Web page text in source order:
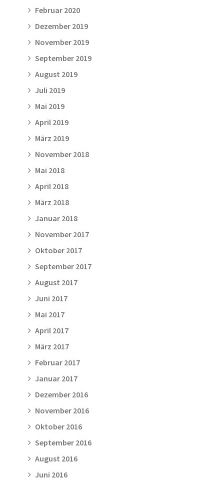
Februar 2020
Dezember 2019
November 2019
September 2019
August 2019
Juli 2019
Mai 2019
April 2019
März 2019
November 2018
Mai 2018
April 2018
März 2018
Januar 2018
November 2017
Oktober 2017
September 2017
August 2017
Juni 2017
Mai 2017
April 2017
März 2017
Februar 2017
Januar 2017
Dezember 2016
November 2016
Oktober 2016
September 2016
August 2016
Juni 2016